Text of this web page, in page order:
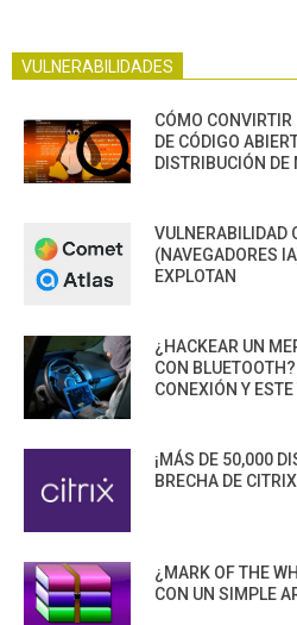
VULNERABILIDADES
CÓMO CONVIRTIR
DE CÓDIGO
DISTRIBUCIÓN DE
VULNERABILIDAD
(NAVEGADORES
EXPLOTAN
¿HACKEAR UN
CON
CONEXIÓN Y ESTE
¡MÁS DE 50,000
BRECHA DE
¿MARK OF THE
CON UN SIMPLE